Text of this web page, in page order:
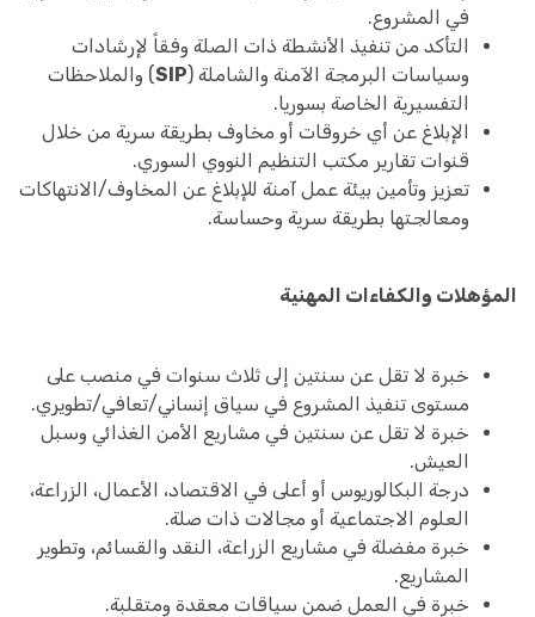
في المشروع.
التأكد من تنفيذ الأنشطة ذات الصلة وفقاً لإرشادات
وسياسات البرمجة الآمنة والشاملة (SIP) والملاحظات
التفسيرية الخاصة بسوريا.
الإبلاغ عن أي خروقات أو مخاوف بطريقة سرية من خلال
قنوات تقارير مكتب التنظيم النووي السوري.
تعزيز وتأمين بيئة عمل آمنة للإبلاغ عن المخاوف/الانتهاكات
ومعالجتها بطريقة سرية وحساسة.
المؤهلات والكفاءات المهنية
خبرة لا تقل عن سنتين إلى ثلاث سنوات في منصب على
مستوى تنفيذ المشروع في سياق إنساني/تعافي/تطويري.
خبرة لا تقل عن سنتين في مشاريع الأمن الغذائي وسبل
العيش.
درجة البكالوريوس أو أعلى في الاقتصاد، الأعمال، الزراعة،
العلوم الاجتماعية أو مجالات ذات صلة.
خبرة مفضلة في مشاريع الزراعة، النقد والقسائم، وتطوير
المشاريع.
خبرة في العمل ضمن سياقات معقدة ومتقلبة.